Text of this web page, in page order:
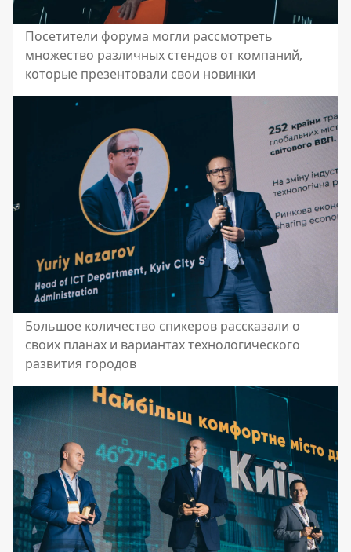
Посетители форума могли рассмотреть
множество различных стендов от компаний,
которые презентовали свои новинки
Большое количество спикеров рассказали о
своих планах и вариантах технологического
развития городов